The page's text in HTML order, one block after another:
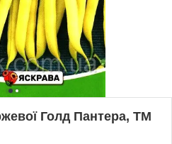
Голд Пантера, ТМ